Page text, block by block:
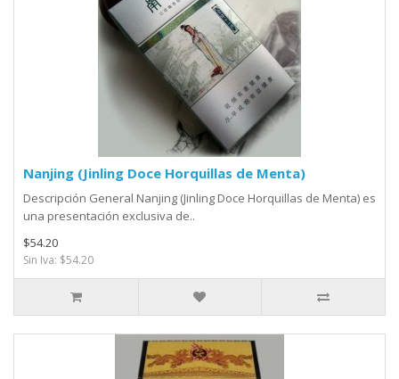
Nanjing (Jinling Doce Horquillas de Menta)
Descripción General Nanjing (Jinling Doce Horquillas de Menta) es
una presentación exclusiva de..
$54.20
Sin Iva: $54.20